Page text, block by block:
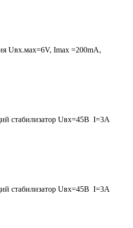
Uвх.мах=6V, Imax =200mA,
стабилизатор Uвх=45В I=3A
стабилизатор Uвх=45В I=3A